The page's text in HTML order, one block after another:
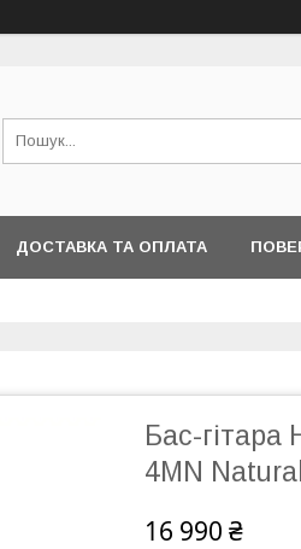
ДОСТАВКА ТА ОПЛАТА
Бас-
4MN Natural
16 990 ₴